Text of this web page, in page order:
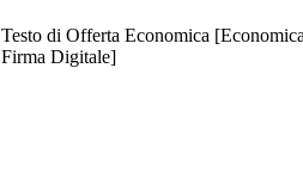
Testo di Offerta Economica
Firma Digitale]